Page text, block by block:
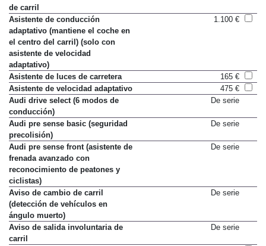
Asistente de cambio involuntario
de carril
Asistente de conducción
adaptativo (mantiene el coche en
el centro del carril) (solo con
asistente de velocidad
adaptativo)
Asistente de luces de carretera
165 €
Asistente de velocidad adaptativo
475 €
Audi drive select (6 modos de
conducción)
Audi pre sense basic (seguridad
precolisión)
Audi pre sense front (asistente de
frenada avanzado con
reconocimiento de peatones y
ciclistas)
Aviso de cambio de carril
(detección de vehículos en
ángulo muerto)
Aviso de salida involuntaria de